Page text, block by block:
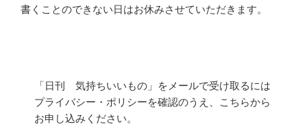
書くことのできない日はお休みさせていただきます。
「日刊 気持ちいいもの」をメールで受け取るには
プライバシー・ポリシーを確認のうえ、こちらから
お申し込みください。